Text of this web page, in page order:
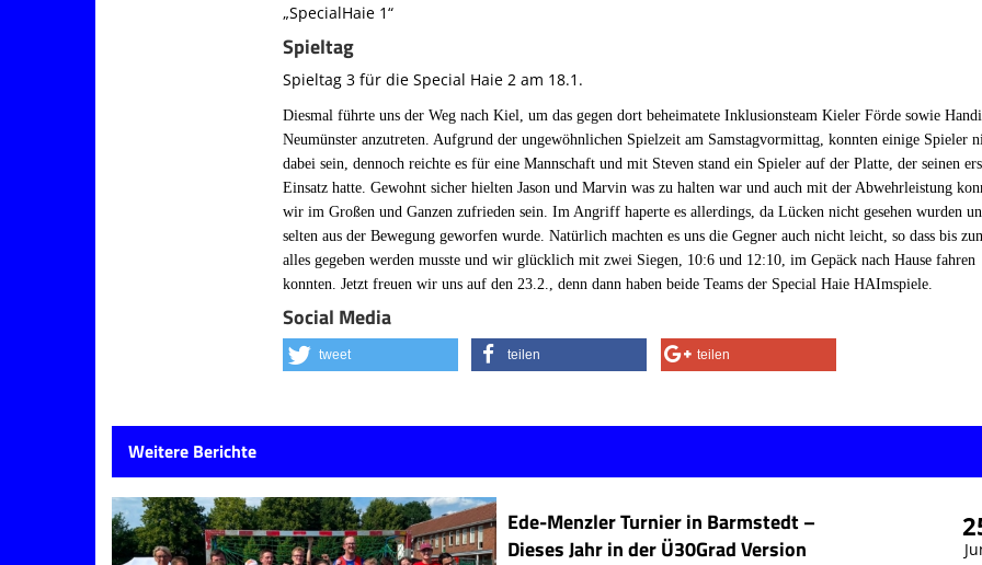
„SpecialHaie 1“
Spieltag
Spieltag 3 für die Special Haie 2 am 18.1.
Diesmal führte uns der Weg nach Kiel, um das gegen dort beheimatete Inklusionsteam Kieler Förde sowie
Neumünster anzutreten. Aufgrund der ungewöhnlichen Spielzeit am Samstagvormittag, konnten einige Spieler
dabei sein, dennoch reichte es für eine Mannschaft und mit Steven stand ein Spieler auf der Platte, der seinen
Einsatz hatte. Gewohnt sicher hielten Jason und Marvin was zu halten war und auch mit der Abwehrleistung
wir im Großen und Ganzen zufrieden sein. Im Angriff haperte es allerdings, da Lücken nicht gesehen wurden
selten aus der Bewegung geworfen wurde. Natürlich machten es uns die Gegner auch nicht leicht, so dass bis
alles gegeben werden musste und wir glücklich mit zwei Siegen
10:6 und 12:10, im Gepäck nach Hause fahren
konnten.
Jetzt freuen wir uns auf den 23.2., denn dann haben beide Teams der Special Haie HAImspiele
Social Media
tweet teilen teilen
Weitere Berichte
Ede-Menzler Turnier in Barmstedt –
Dieses Jahr in der Ü30Grad Version